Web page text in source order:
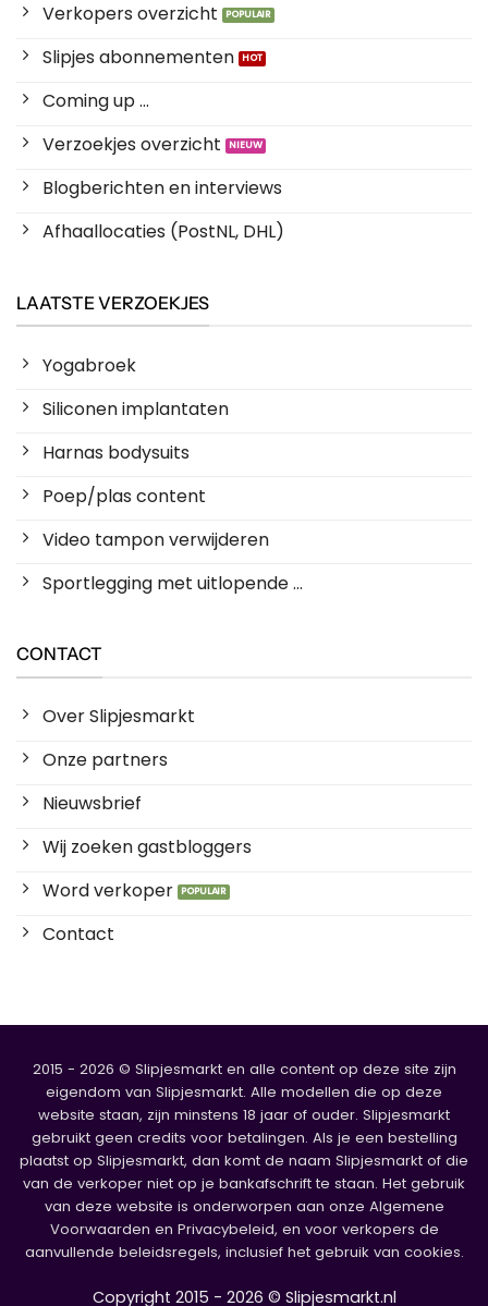
Verkopers overzicht
Slipjes abonnementen
Coming up ...
Verzoekjes overzicht
Blogberichten en interviews
Afhaallocaties (PostNL, DHL)
LAATSTE VERZOEKJES
Yogabroek
Siliconen implantaten
Harnas bodysuits
Poep/plas content
Video tampon verwijderen
Sportlegging met uitlopende ...
CONTACT
Over Slipjesmarkt
Onze partners
Nieuwsbrief
Wij zoeken gastbloggers
Word verkoper
Contact
2015 - 2026 © Slipjesmarkt en alle content op deze site zijn
eigendom van Slipjesmarkt. Alle modellen die op deze
website staan, zijn minstens 18 jaar of ouder. Slipjesmarkt
gebruikt geen credits voor betalingen. Als je een bestelling
plaatst op Slipjesmarkt, dan komt de naam Slipjesmarkt of die
van de verkoper niet op je bankafschrift te staan. Het gebruik
van deze website is onderworpen aan onze Algemene
Voorwaarden en Privacybeleid, en voor verkopers de
aanvullende beleidsregels, inclusief het gebruik van cookies.
Copyright 2015 - 2026 © Slipjesmarkt.nl